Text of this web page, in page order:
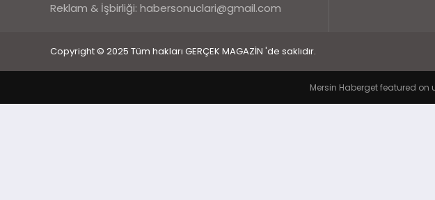
Reklam & İşbirliği: habersonuclari@gmail.com
Copyright © 2025 Tüm hakları GERÇEK MAGAZİN 'de saklıdır.
Mersin Haberget featured on